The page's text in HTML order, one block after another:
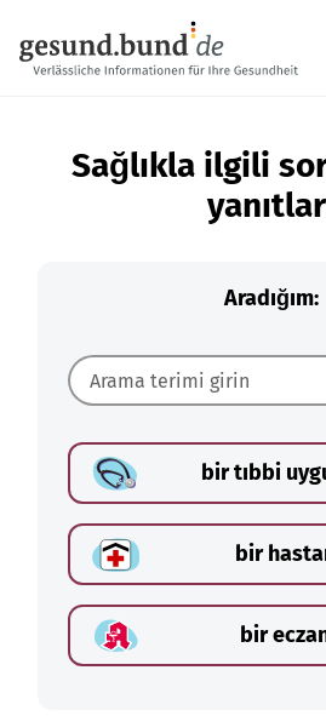
Sağlıkla ilgili
Aradığım:
bir tıbbi
bir
bir